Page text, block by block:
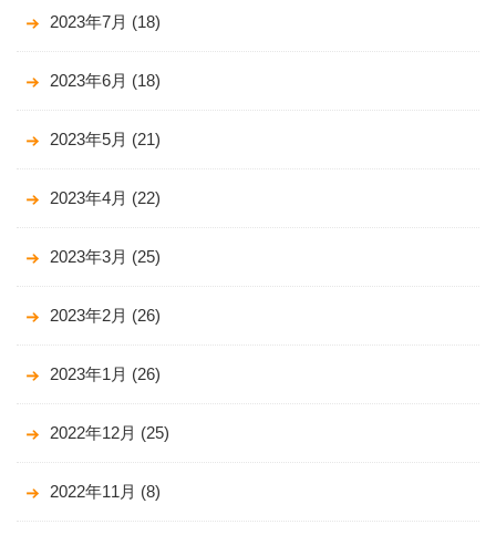
2023年7月 (18)
2023年6月 (18)
2023年5月 (21)
2023年4月 (22)
2023年3月 (25)
2023年2月 (26)
2023年1月 (26)
2022年12月 (25)
2022年11月 (8)